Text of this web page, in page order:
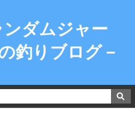
ダムジャー
釣りブログ－